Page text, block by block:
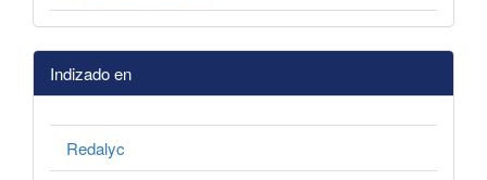
Indizado en
Redalyc